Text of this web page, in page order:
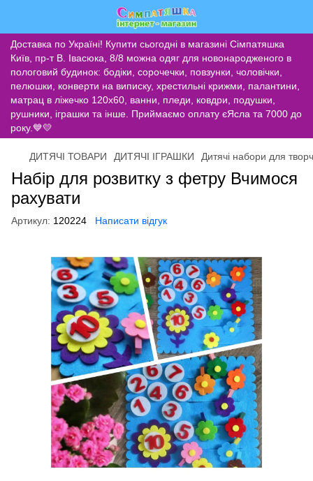
Доставка по Україні! Купити сьогодні в магазині Сімпатяшка
Київ, пр-т В. Івасюка, 8/8 можна одяг для новонародженого в
пологовий будинок: бодіки, сорочечки, повзунки, чоловічки,
пелюшки, конверти на виписку, хрестильні крижми, палантини,
матрац в ліжечко 120х60, ванни, пледи, ковдри, подушки,
рушники, іграшки та інше. Приймаємо оплату єЯсла та 7000 до
року.💙💛
ДИТЯЧІ ТОВАРИ ДИТЯЧІ ІГРАШКИ Дитячі набори для
Набір для розвитку з фетру Вчимося
рахувати
Артикул: 120224 Написати відгук